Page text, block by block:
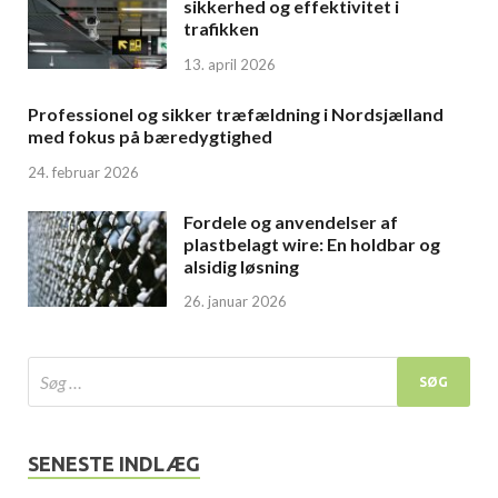
sikkerhed og effektivitet i
trafikken
13. april 2026
Professionel og sikker træfældning i Nordsjælland
med fokus på bæredygtighed
24. februar 2026
Fordele og anvendelser af
plastbelagt wire: En holdbar og
alsidig løsning
26. januar 2026
SENESTE INDLÆG